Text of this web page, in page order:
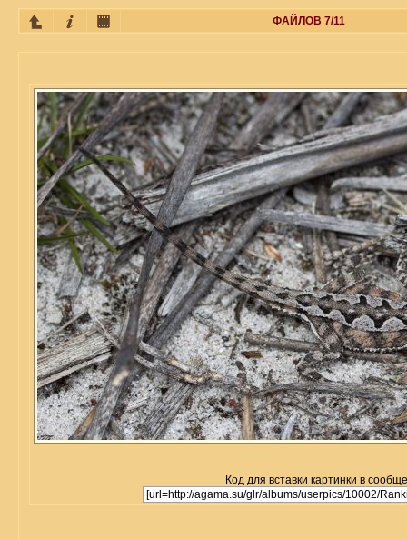
ФАЙЛОВ 7/11
Код для вставки картинки в